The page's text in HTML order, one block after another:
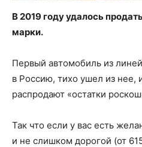
В 2019 году удалось
марки.
Первый автомобиль из
в Россию, тихо ушел из нее,
распродают «остатки
Так что если у вас есть
и не слишком дорогой (от